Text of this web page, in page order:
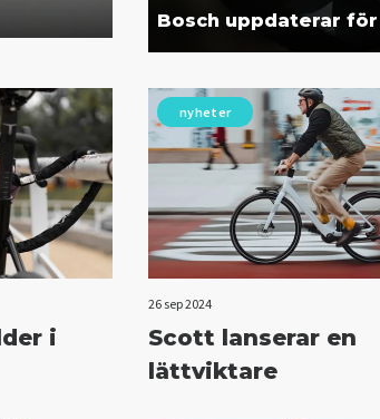
Bosch uppdaterar
i
nyheter
26 sep 2024
Scott lanserar en
lättviktare